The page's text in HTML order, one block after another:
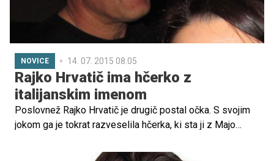
NOVICE 14. 07. 2015 08.05
Rajko Hrvatič ima hčerko z
italijanskim imenom
Poslovnež Rajko Hrvatič je drugič postal očka. S svojim
jokom ga je tokrat razveselila hčerka, ki sta ji z Majo